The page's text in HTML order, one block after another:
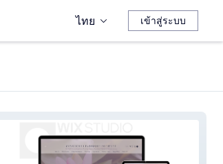
ไทย เข้าสู่ระบบ